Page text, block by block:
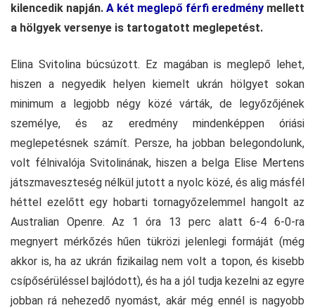
kilencedik napján. A két meglepő férfi eredmény mellett
a hölgyek versenye is tartogatott meglepetést.
Elina Svitolina búcsúzott. Ez magában is meglepő lehet,
hiszen a negyedik helyen kiemelt ukrán hölgyet sokan
minimum a legjobb négy közé várták, de legyőzőjének
személye, és az eredmény mindenképpen óriási
meglepetésnek számít. Persze, ha jobban belegondolunk,
volt félnivalója Svitolinának, hiszen a belga Elise Mertens
játszmaveszteség nélkül jutott a nyolc közé, és alig másfél
héttel ezelőtt egy hobarti tornagyőzelemmel hangolt az
Australian Openre. Az 1 óra 13 perc alatt 6-4 6-0-ra
megnyert mérkőzés hűen tükrözi jelenlegi formáját (még
akkor is, ha az ukrán fizikailag nem volt a topon, és kisebb
csípősérüléssel bajlódott), és ha a jól tudja kezelni az egyre
jobban rá nehezedő nyomást, akár még ennél is nagyobb